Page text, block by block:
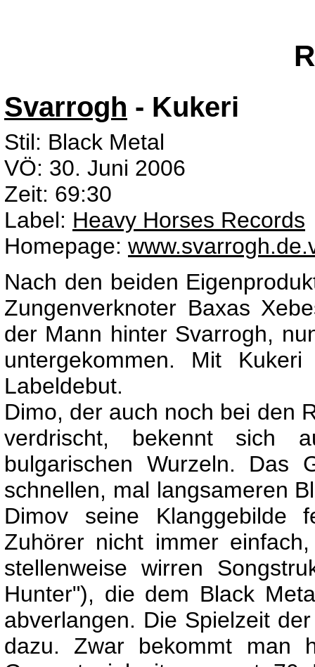
Svarrogh - Kukeri
Stil: Black Metal
VÖ: 30. Juni 2006
Zeit: 69:30
Label: Heavy Horses Records
Homepage:
Nach den beiden
Zungenverknoter Baxas
der Mann hinter Svarrogh,
untergekommen. Mit
Labeldebut.
Dimo, der auch noch bei den
verdrischt, bekennt sich
bulgarischen Wurzeln. Das
schnellen, mal langsameren
Dimov seine
Zuhörer nicht immer
stellenweise wirren
Hunter"), die dem Black
abverlangen. Die Spielzeit
dazu. Zwar bekommt man